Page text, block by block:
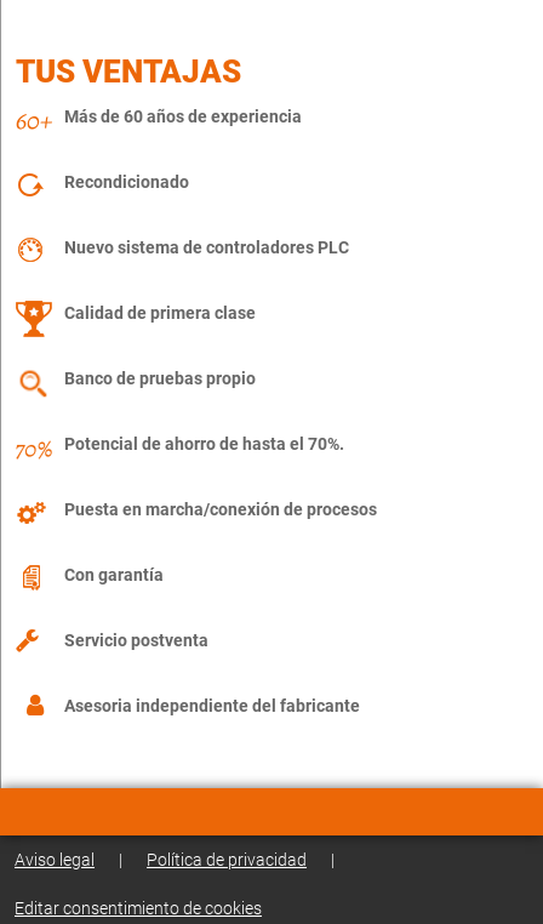
TUS VENTAJAS
Más de 60 años de experiencia
Recondicionado
Nuevo sistema de controladores PLC
Calidad de primera clase
Banco de pruebas propio
Potencial de ahorro de hasta el 70%.
Puesta en marcha/conexión de procesos
Con garantía
Servicio postventa
Asesoria independiente del fabricante
Aviso legal | Política de privacidad |
Editar consentimiento de cookies